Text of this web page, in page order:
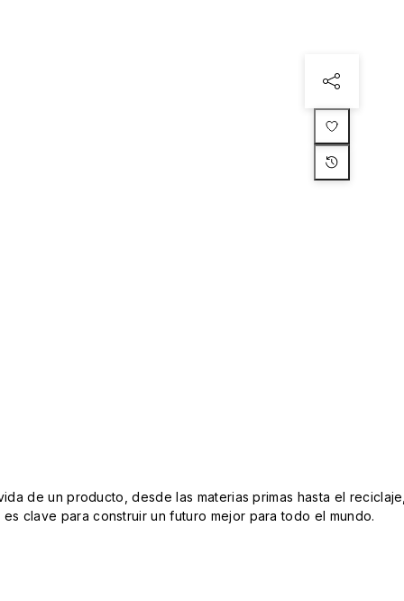
de un producto, desde las materias primas hasta el
clave para construir un futuro mejor para todo el mundo.